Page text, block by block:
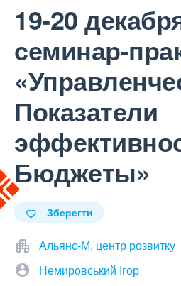
19-20
семинар-
Показатели
Бюджеты»
Зберегти
Альянс-М, центр розвитку
Немировський Ігор